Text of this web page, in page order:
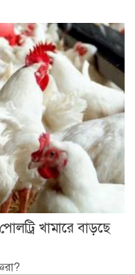
খামারে বাড়ছে